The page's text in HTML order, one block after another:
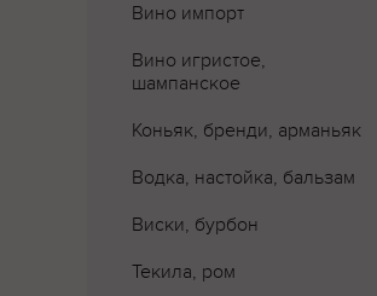
Вино импорт
Вино игристое,
шампанское
Коньяк, бренди, арманьяк
Водка, настойка, бальзам
Виски, бурбон
Текила, ром